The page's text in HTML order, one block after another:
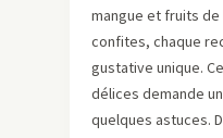
mangue et fruits de
confites, chaque
gustative unique.
délices demande
quelques astuces.